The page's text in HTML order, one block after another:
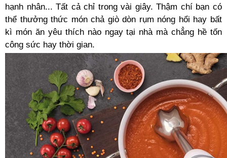
hạnh nhân... Tất cả chỉ trong vài giây. Thậm chí bạn có
thể thưởng thức món chả giò dòn rụm nóng hổi hay bất
kì món ăn yêu thích nào ngay tại nhà mà chẳng hề tốn
công sức hay thời gian.